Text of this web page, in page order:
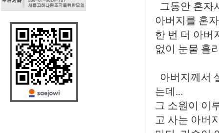
그동안 혼자
아버지를 혼
한 번 더 아버
없이 눈물 흘
아버지께서
는데...
그 소원이 이
고 사는 아버